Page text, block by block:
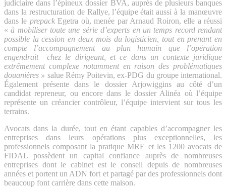
judiciaire dans l’épineux dossier BVA, auprès de plusieurs banques
dans la restructuration de Rallye, l’équipe était aussi à la manœuvre
dans le prepackEgetra où, menée par Arnaud Roiron, elle a réussi
«à mobiliser toute une série d’experts en un temps record rendant
possible la cession en deux mois du logisticien, tout en prenant en
compte l’accompagnement au plan humain que l’opération
engendrait chez le dirigeant, et ce dans un contexte juridique
extrêmement complexe notamment en raison des problématiques
douanières » salue Rémy Poitevin, ex-PDG du groupe international.
Également présente dans le dossier Arjowiggins au côté d’un
candidat repreneur, ou encore dans le dossier Alinéa où l’équipe
représente un créancier contrôleur, l’équipe intervient sur tous les
terrains.
Avocats dans la durée, tout en étant capables d’accompagner les
entreprises dans leurs opérations plus exceptionnelles, les
professionnels composant la pratique MRE et les 1200 avocats de
FIDAL possèdent un capital confiance auprès de nombreuses
entreprises dont le cabinet est le conseil depuis de nombreuses
années et portent un ADN fort et partagé par des professionnels dont
beaucoup font carrière dans cette maison.